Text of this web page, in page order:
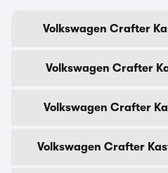
Volkswagen Crafter
Volkswagen Crafter
Volkswagen Crafter
Volkswagen Crafter